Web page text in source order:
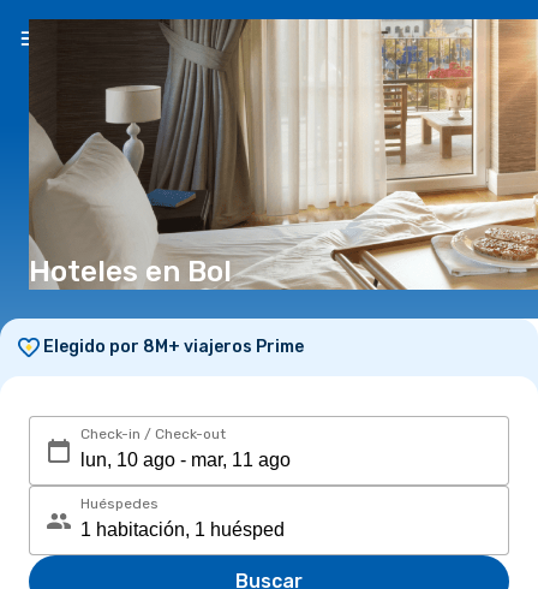
ES(S/)
Hoteles en Bol
Elegido por 8M+ viajeros Prime
Check-in / Check-out
Huéspedes
Buscar